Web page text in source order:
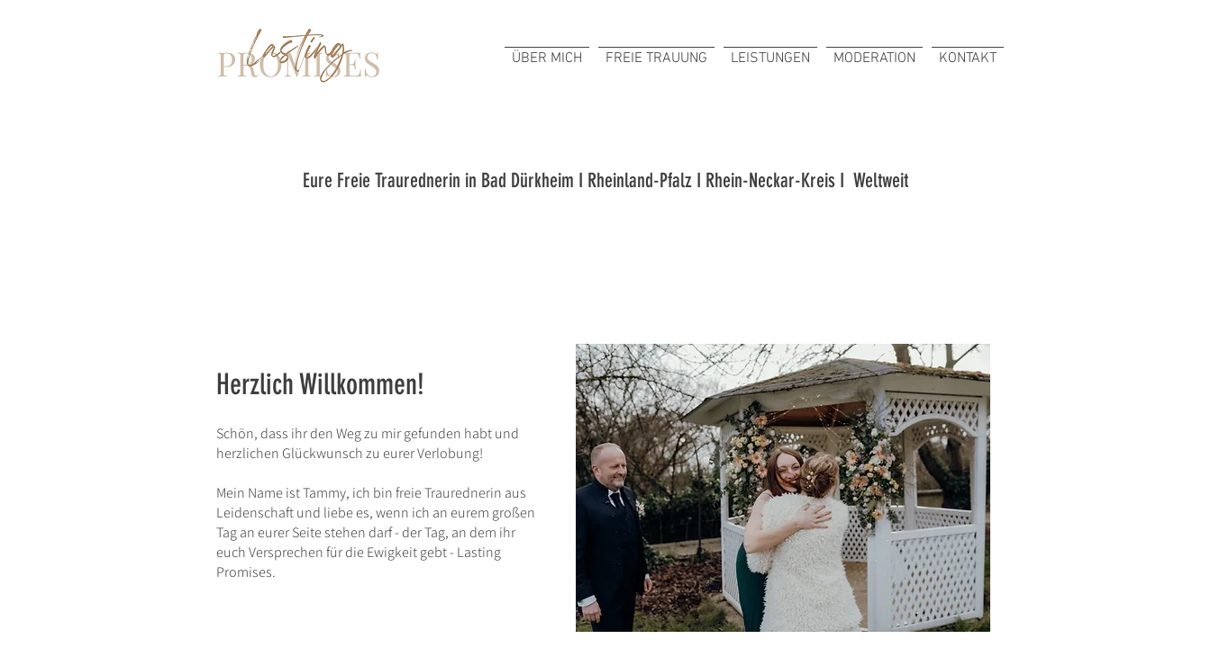
ÜBER MICH FREIE TRAUUNG LEISTUNGEN MODERATION KONTAKT
Eure Freie Traurednerin in Bad Dürkheim I Rheinland-Pfalz I Rhein-Neckar-Kreis I Weltweit
Herzlich Willkommen!
Schön, dass ihr den Weg zu mir gefunden habt und
herzlichen Glückwunsch zu eurer Verlobung!
Mein Name ist Tammy, ich bin freie Traurednerin aus
Leidenschaft und liebe es, wenn ich an eurem großen
Tag an eurer Seite stehen darf - der Tag, an dem ihr
euch Versprechen für die Ewigkeit gebt - Lasting
Promises.